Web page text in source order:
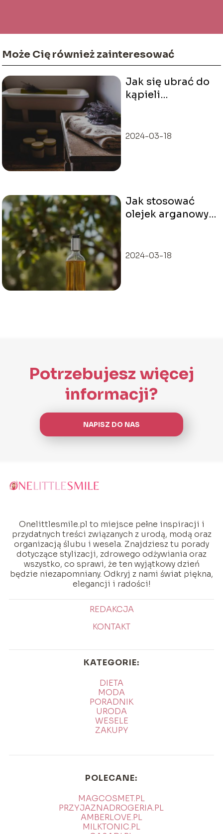
Może Cię również zainteresować
Jak się ubrać do
kąpieli
2024-03-18
Jak stosować
olejek arganowy
2024-03-18
Potrzebujesz więcej
informacji?
NAPISZ DO NAS
Onelittlesmile.pl to miejsce pełne inspiracji i
przydatnych treści związanych z urodą, modą oraz
organizacją ślubu i wesela. Znajdziesz tu porady
dotyczące stylizacji, zdrowego odżywiania oraz
wszystko, co sprawi, że ten wyjątkowy dzień
będzie niezapomniany. Odkryj z nami świat piękna,
elegancji i radości!
REDAKCJA
KONTAKT
KATEGORIE:
DIETA
MODA
PORADNIK
URODA
WESELE
ZAKUPY
POLECANE:
MAGCOSMET.PL
PRZYJAZNADROGERIA.PL
AMBERLOVE.PL
MILKTONIC.PL